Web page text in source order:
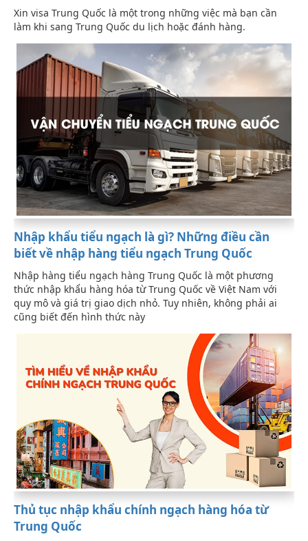
Xin visa Trung Quốc là một trong những việc mà bạn cần
làm khi sang Trung Quốc du lịch hoặc đánh hàng.
Nhập khẩu tiểu ngạch là gì? Những điều cần
biết về nhập hàng tiểu ngạch Trung Quốc
Nhập hàng tiểu ngạch hàng Trung Quốc là một phương
thức nhập khẩu hàng hóa từ Trung Quốc về Việt Nam với
quy mô và giá trị giao dịch nhỏ. Tuy nhiên, không phải ai
cũng biết đến hình thức này
Thủ tục nhập khẩu chính ngạch hàng hóa từ
Trung Quốc